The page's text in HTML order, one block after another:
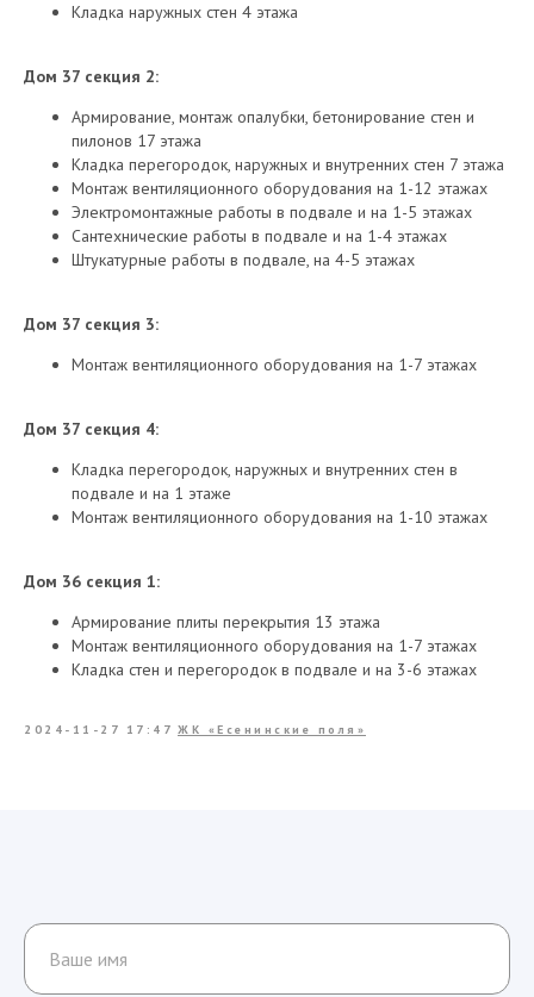
Кладка наружных стен 4 этажа
Дом 37 секция 2:
Армирование, монтаж опалубки, бетонирование стен и
пилонов 17 этажа
Кладка перегородок, наружных и внутренних стен 7 этажа
Монтаж вентиляционного оборудования на 1-12 этажах
Электромонтажные работы в подвале и на 1-5 этажах
Сантехнические работы в подвале и на 1-4 этажах
Штукатурные работы в подвале, на 4-5 этажах
Дом 37 секция 3:
Монтаж вентиляционного оборудования на 1-7 этажах
Дом 37 секция 4:
Кладка перегородок, наружных и внутренних стен в
подвале и на 1 этаже
Монтаж вентиляционного оборудования на 1-10 этажах
Дом 36 секция 1:
Армирование плиты перекрытия 13 этажа
Монтаж вентиляционного оборудования на 1-7 этажах
Кладка стен и перегородок в подвале и на 3-6 этажах
2024-11-27 17:47 ЖК «Есенинские поля»